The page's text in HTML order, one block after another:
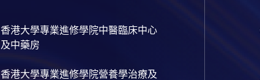
香港大學專業進修學院中醫臨床中心
及中藥房
香港大學專業進修學院營養學治療及